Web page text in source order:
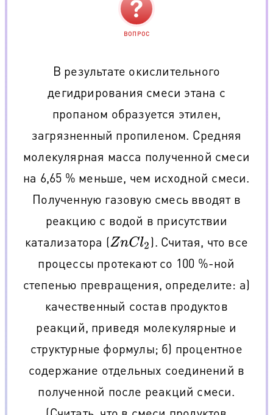
ВОПРОС
В результате окислительного
дегидрирования смеси этана с
пропаном образуется этилен,
загрязненный пропиленом. Средняя
молекулярная масса полученной смеси
на 6,65 % меньше, чем исходной смеси.
Полученную газовую смесь вводят в
реакцию с водой в присутствии
катализатора (ZnCl2
). Считая, что все
процессы протекают со 100 %-ной
степенью превращения, определите: а)
качественный состав продуктов
реакций, приведя молекулярные и
структурные формулы; б) процентное
содержание отдельных соединений в
полученной после реакций смеси.